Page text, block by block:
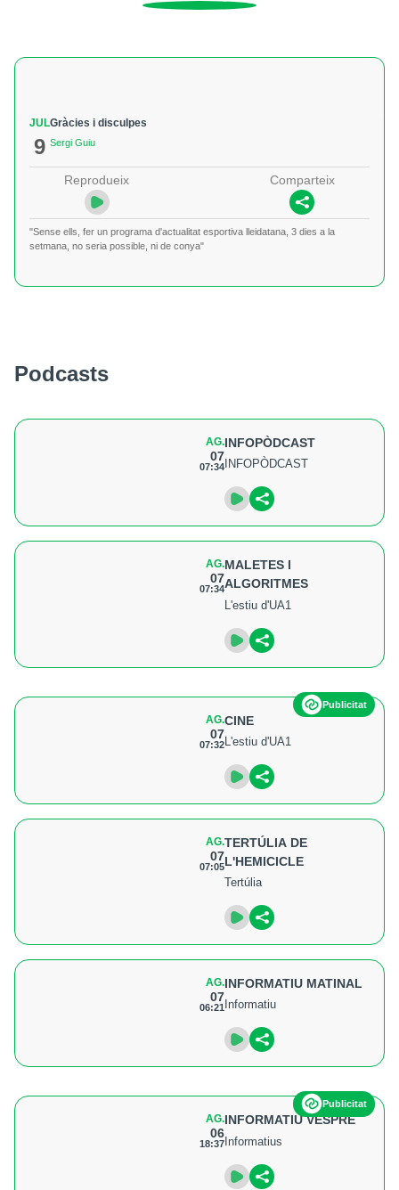
JUL
9
Gràcies i disculpes
Sergi Guiu
Reprodueix Comparteix
"Sense ells, fer un programa d'actualitat esportiva lleidatana, 3 dies a la
setmana, no seria possible, ni de conya"
Podcasts
AG.
07
07:34
INFOPÒDCAST
INFOPÒDCAST
AG.
07
07:34
MALETES I
ALGORITMES
L'estiu d'UA1
Publicitat
AG.
07
07:32
CINE
L'estiu d'UA1
AG.
07
07:05
TERTÚLIA DE
L'HEMICICLE
Tertúlia
AG.
07
06:21
INFORMATIU MATINAL
Informatiu
Publicitat
AG.
06
18:37
INFORMATIU VESPRE
Informatius